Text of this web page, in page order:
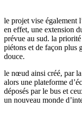
le projet vise également
en effet, une extension
prévue au sud. la
piétons et de façon plus
douce.
le nœud ainsi créé, par
alors une plateforme
déposés par le bus et
un nouveau monde